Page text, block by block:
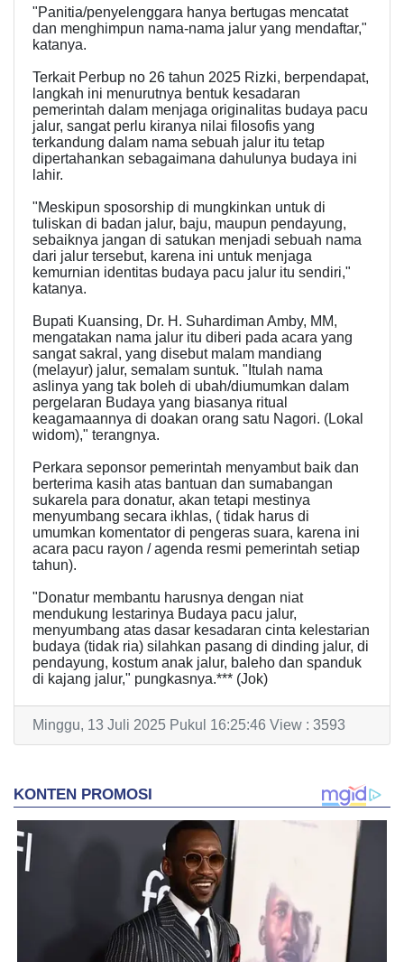
"Panitia/penyelenggara hanya bertugas mencatat
dan menghimpun nama-nama jalur yang mendaftar,"
katanya.
Terkait Perbup no 26 tahun 2025 Rizki, berpendapat,
langkah ini menurutnya bentuk kesadaran
pemerintah dalam menjaga originalitas budaya pacu
jalur, sangat perlu kiranya nilai filosofis yang
terkandung dalam nama sebuah jalur itu tetap
dipertahankan sebagaimana dahulunya budaya ini
lahir.
"Meskipun sposorship di mungkinkan untuk di
tuliskan di badan jalur, baju, maupun pendayung,
sebaiknya jangan di satukan menjadi sebuah nama
dari jalur tersebut, karena ini untuk menjaga
kemurnian identitas budaya pacu jalur itu sendiri,"
katanya.
Bupati Kuansing, Dr. H. Suhardiman Amby, MM,
mengatakan nama jalur itu diberi pada acara yang
sangat sakral, yang disebut malam mandiang
(melayur) jalur, semalam suntuk. "Itulah nama
aslinya yang tak boleh di ubah/diumumkan dalam
pergelaran Budaya yang biasanya ritual
keagamaannya di doakan orang satu Nagori. (Lokal
widom)," terangnya.
Perkara seponsor pemerintah menyambut baik dan
berterima kasih atas bantuan dan sumabangan
sukarela para donatur, akan tetapi mestinya
menyumbang secara ikhlas, ( tidak harus di
umumkan komentator di pengeras suara, karena ini
acara pacu rayon / agenda resmi pemerintah setiap
tahun).
"Donatur membantu harusnya dengan niat
mendukung lestarinya Budaya pacu jalur,
menyumbang atas dasar kesadaran cinta kelestarian
budaya (tidak ria) silahkan pasang di dinding jalur, di
pendayung, kostum anak jalur, baleho dan spanduk
di kajang jalur," pungkasnya.*** (Jok)
Minggu, 13 Juli 2025 Pukul 16:25:46 View : 3593